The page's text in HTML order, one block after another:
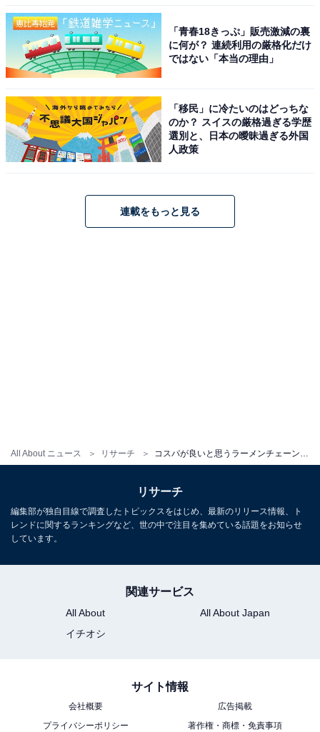
All About ニュース リサーチ
人数で行っても安いと感じる、とのコメントが多くあり
ました。
知県）」「沢山注文しても驚くほど安いお会計に感謝で
をした際に、だいぶ安くて驚いた経験があるため（28歳
女性／東京都）」「王将のメニューをいくつか頼んでい
る時、合計がおしゃれなパスタ1食分の値段だと気づき
ほかにも、「量が多いのにどのラーメンも700円以下な
のはすごく安くていいです。セットメニューにするとも
男性／富山県）」「半チャーハンセットでも800円程度
だったと記憶しているからです（28歳男性／千葉県）」
など、割安になるセットメニューについての声が多く集
「青春18きっぷ」販売激減の裏
に何が？ 連続利用の厳格化だけ
ではない「本当の理由」
「移民」に冷たいのはどっちな
のか？ スイスの厳格過ぎる学歴
選別と、日本の曖昧過ぎる外国
人政策
連載をもっと見る
リサーチ
編集部が独自目線で調査したトピックスをはじめ、最新のリリース情報、ト
レンドに関するランキングなど、世の中で注目を集めている話題をお知らせ
しています。
関連サービス
All About
All About Japan
イチオシ
サイト情報
会社概要
広告掲載
プライバシーポリシー
著作権・商標・免責事項